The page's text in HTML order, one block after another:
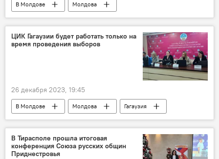
В Молдове
Молдова
Европейская интеграция
Нику Попеску
ЦИК Гагаузии будет работать только на
время проведения выборов
26 декабря 2023, 19:45
В Молдове Молдова Гагаузия
В Тирасполе прошла итоговая
конференция Союза русских общин
Приднестровья